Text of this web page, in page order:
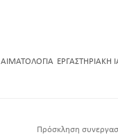
ΑΙΜΑΤΟΛΟΓΙΑ ΕΡΓΑΣΤΗΡΙΑΚΗ
Πρόσκληση